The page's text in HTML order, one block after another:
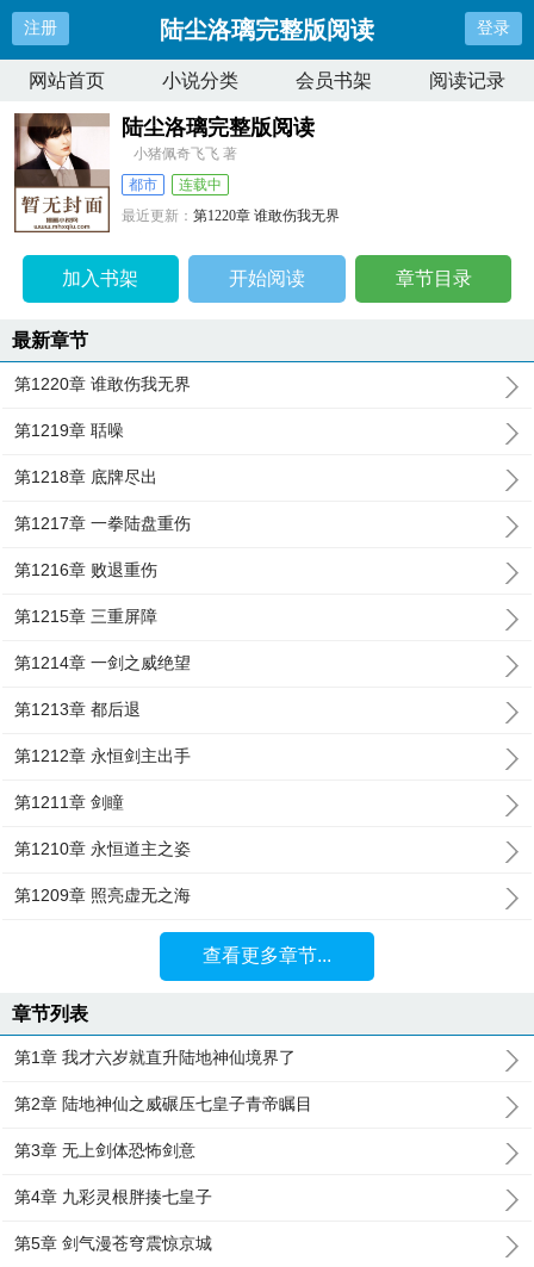
注册 陆尘洛璃完整版阅读 登录
网站首页 小说分类 会员书架 阅读记录
陆尘洛璃完整版阅读
小猪佩奇飞飞 著
都市
连载中
最近更新：第1220章 谁敢伤我无界
加入书架 开始阅读 章节目录
最新章节
第1220章 谁敢伤我无界
第1219章 聒噪
第1218章 底牌尽出
第1217章 一拳陆盘重伤
第1216章 败退重伤
第1215章 三重屏障
第1214章 一剑之威绝望
第1213章 都后退
第1212章 永恒剑主出手
第1211章 剑瞳
第1210章 永恒道主之姿
第1209章 照亮虚无之海
查看更多章节...
章节列表
第1章 我才六岁就直升陆地神仙境界了
第2章 陆地神仙之威碾压七皇子青帝瞩目
第3章 无上剑体恐怖剑意
第4章 九彩灵根胖揍七皇子
第5章 剑气漫苍穹震惊京城